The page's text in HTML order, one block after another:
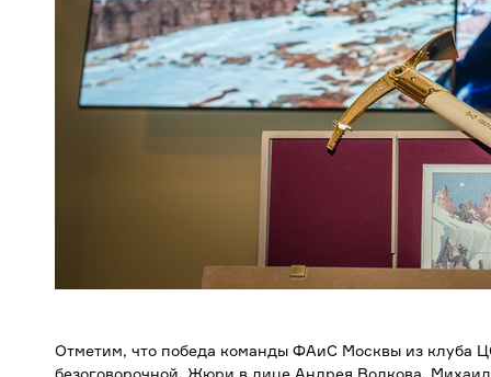
Отметим, что победа команды ФАиС Москвы из клуба
безоговорочной. Жюри в лице Андрея Волкова,